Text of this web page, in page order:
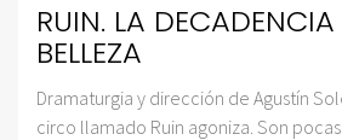
RUIN. LA DECADENCIA
BELLEZA
Dramaturgia y dirección de Agustín
circo llamado Ruin agoniza. Son pocas